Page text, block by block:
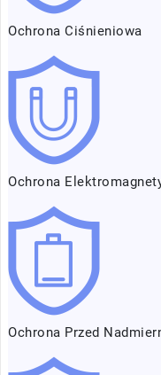
Ochrona Ciśnieniowa
Ochrona
Ochrona Przed